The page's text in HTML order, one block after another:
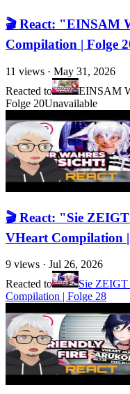
🎬 React: "EINSAM
Compilation | Folge
11 views · May 31, 2026
Reacted to
EINSAM
Folge 20Unavailable
🎬 React: "Sie
VHeart Compilation
9 views · Jul 26, 2026
Reacted to
Sie
Compilation | Folge 28